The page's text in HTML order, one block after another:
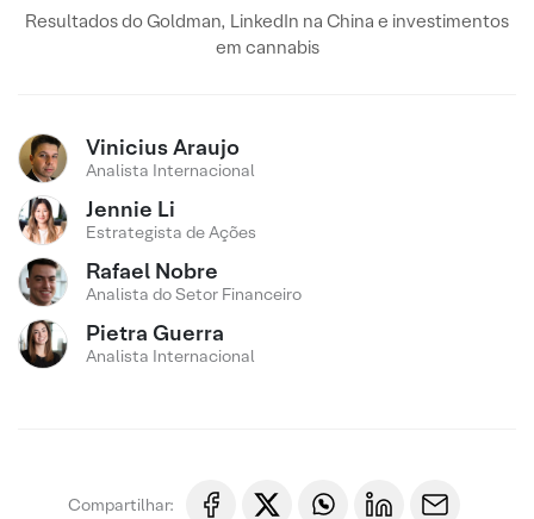
Resultados do Goldman, LinkedIn na China e investimentos
em cannabis
Vinicius Araujo
Analista Internacional
Jennie Li
Estrategista de Ações
Rafael Nobre
Analista do Setor Financeiro
Pietra Guerra
Analista Internacional
Compartilhar: